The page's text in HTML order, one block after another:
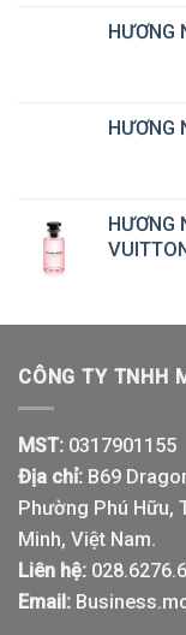
HƯƠNG
HƯƠNG
HƯƠNG
CÔNG TY TNHH
MST: 0317901155
Địa chỉ: B69
Phường Phú Hữu,
Minh, Việt Nam.
Liên hệ:
Email: